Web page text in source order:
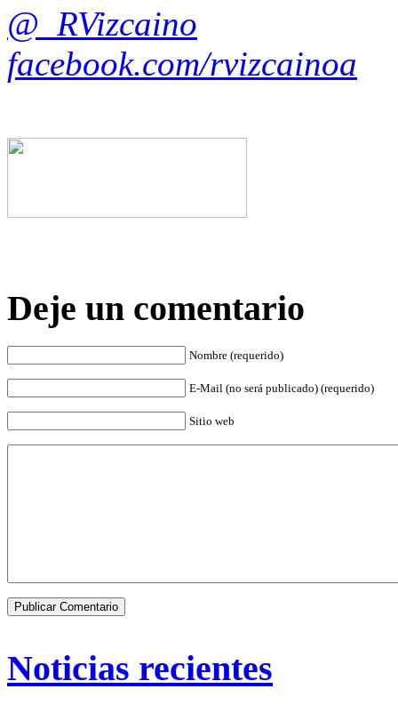
@_RVizcaino
facebook.com/rvizcainoa
Deje un comentario
Nombre (requerido)
E-Mail (no será publicado) (requerido)
Sitio web
Noticias recientes